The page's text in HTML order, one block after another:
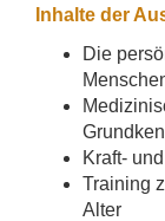
Inhalte der
Die
Kraft-
Training
Alter